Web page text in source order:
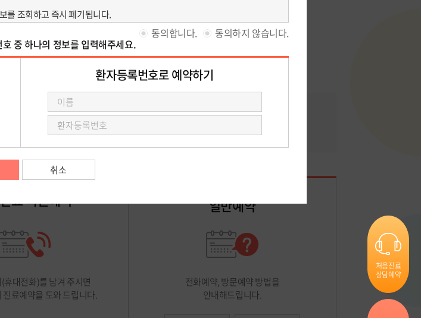
처음진료
상담예약
약 안내
시는 예약을 선택 해 주세요.
료 빠른예약
휴대전화)를 남겨 주시면
진료예약을 도와 드립니다.
일반예약
전화예약, 방문예약 방법을
안내해드립니다.